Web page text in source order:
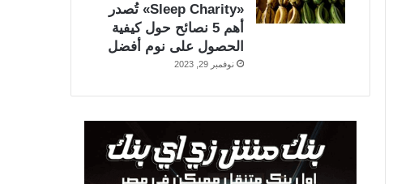
«Sleep Charity» تُصدر
أهم 5 نصائح حول كيفية
الحصول على نوم أفضل
نوفمبر 29, 2023